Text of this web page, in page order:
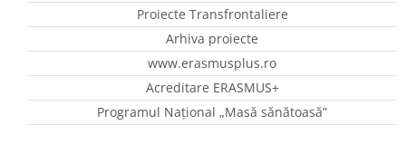
Proiecte Transfrontaliere
Arhiva proiecte
www.erasmusplus.ro
Acreditare ERASMUS+
Programul Național „Masă sănătoasă”